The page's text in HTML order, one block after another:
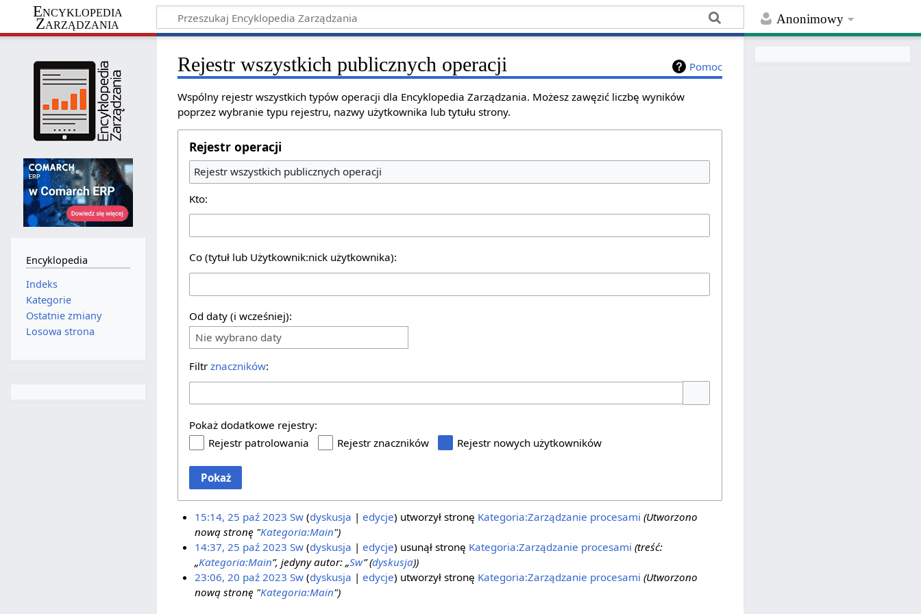
Anonimowy
Encyklopedia
Zarządzania
Pomoc
Rejestr wszystkich publicznych operacji
Wspólny rejestr wszystkich typów operacji dla Encyklopedia Zarządzania. Możesz zawęzić liczbę wyników
poprzez wybranie typu rejestru, nazwy użytkownika lub tytułu strony.
Rejestr operacji
Rejestr wszystkich publicznych operacji
Kto:
Co (tytuł lub Użytkownik:nick użytkownika):
Od daty (i wcześniej):
Nie wybrano daty
Filtrznaczników:
Pokaż dodatkowe rejestry:
Rejestr patrolowania
Rejestr znaczników Rejestr nowych użytkowników
Pokaż
15:14, 25 paź 2023 Sw dyskusja edycje utworzył stronę Kategoria:Zarządzanie procesami (Utworzono
nową stronę "Kategoria:Main")
14:37, 25 paź 2023 Sw dyskusja edycje usunął stronę Kategoria:Zarządzanie procesami (treść:
„Kategoria:Main”, jedyny autor: „Sw” (dyskusja))
23:06, 20 paź 2023 Sw dyskusja edycje utworzył stronę Kategoria:Zarządzanie procesami (Utworzono
nową stronę "Kategoria:Main")
Encyklopedia
Indeks
Kategorie
Ostatnie zmiany
Losowa strona